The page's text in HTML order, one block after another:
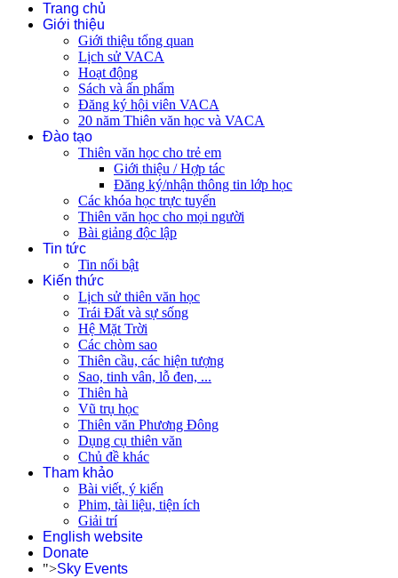
Trang chủ
Giới thiệu
Giới thiệu tổng quan
Lịch sử VACA
Hoạt động
Sách và ấn phẩm
Đăng ký hội viên VACA
20 năm Thiên văn học và VACA
Đào tạo
Thiên văn học cho trẻ em
Giới thiệu / Hợp tác
Đăng ký/nhận thông tin lớp học
Các khóa học trực tuyến
Thiên văn học cho mọi người
Bài giảng độc lập
Tin tức
Tin nổi bật
Kiến thức
Lịch sử thiên văn học
Trái Đất và sự sống
Hệ Mặt Trời
Các chòm sao
Thiên cầu, các hiện tượng
Sao, tinh vân, lỗ đen, ...
Thiên hà
Vũ trụ học
Thiên văn Phương Đông
Dụng cụ thiên văn
Chủ đề khác
Tham khảo
Bài viết, ý kiến
Phim, tài liệu, tiện ích
Giải trí
English website
Donate
">Sky Events